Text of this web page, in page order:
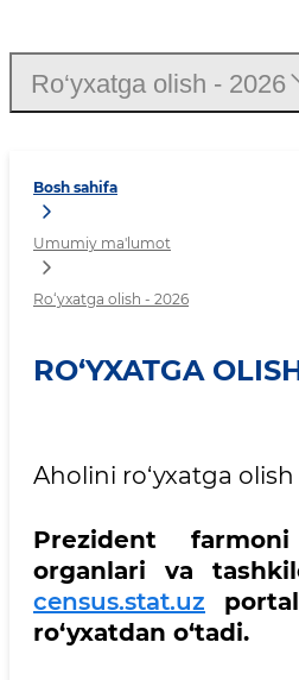
Bosh sahifa
Umumiy ma'lumot
Ro‘yxatga olish - 2026
RO‘YXATGA
Aholini ro‘yxatga
Prezident
organlari va
census.stat.uz
ro‘yxatdan o‘tadi.
Ro‘yxatga olish - 2026